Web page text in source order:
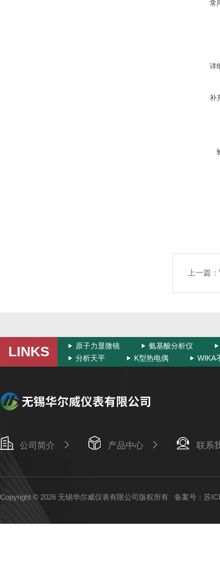
常
详
补
上一篇：
LINKS 原子力显微镜
氨基酸分析仪
分析天平
K型热电偶 WIKA
公司简介 产品中心 联系
Copyright © 2026 无锡华尔威仪表有限公司版权所有 备案号：苏